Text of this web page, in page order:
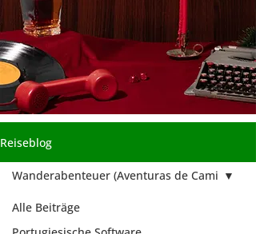
Reiseblog
Alle Beiträge
Wanderabenteuer (Aventuras de Cami